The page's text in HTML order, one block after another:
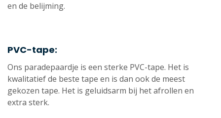
en de belijming.
PVC-tape:
Ons paradepaardje is een sterke PVC-tape. Het is
kwalitatief de beste tape en is dan ook de meest
gekozen tape. Het is geluidsarm bij het afrollen en
extra sterk.